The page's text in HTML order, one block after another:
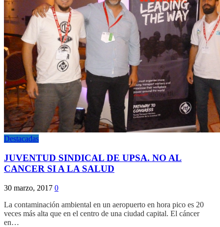
Destacadas
JUVENTUD SINDICAL DE UPSA. NO AL
CANCER SI A LA SALUD
30 marzo, 2017 0
La contaminación ambiental en un aeropuerto en hora pico es 20
veces más alta que en el centro de una ciudad capital. El cáncer
en…